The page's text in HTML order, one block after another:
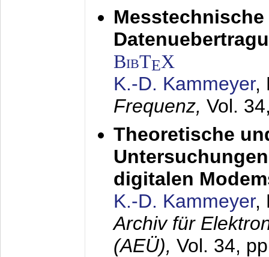
BibTEX
K.-D. Kammeyer,
Frequenz, Vol.
Theoretische
digitalen
K.-D. Kammeyer,
Archiv für
(AEÜ), Vol. 34,